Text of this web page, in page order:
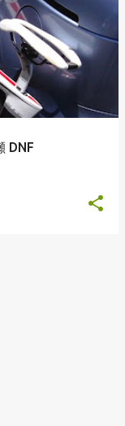
DNF